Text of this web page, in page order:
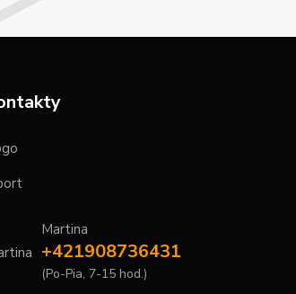
Martina
+421908736431
(Po-Pia, 7-15 hod.)